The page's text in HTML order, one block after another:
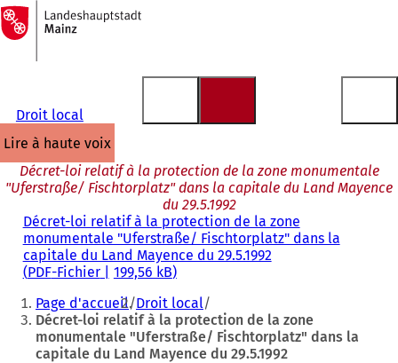
Accéder au contenu
Vers
la
page
d'accueil
Droit local
lire à haute voix
Décret-loi relatif à la protection de la zone monumentale
"Uferstraße/ Fischtorplatz" dans la capitale du Land Mayence
du 29.5.1992
Décret-loi relatif à la protection de la zone
monumentale "Uferstraße/ Fischtorplatz" dans la
capitale du Land Mayence du 29.5.1992
PDF-Fichier 199,56 kB
Vous
êtes
Page d'accueil Droit local
Décret-loi relatif à la protection de la zone
monumentale "Uferstraße/ Fischtorplatz" dans la
capitale du Land Mayence du 29.5.1992